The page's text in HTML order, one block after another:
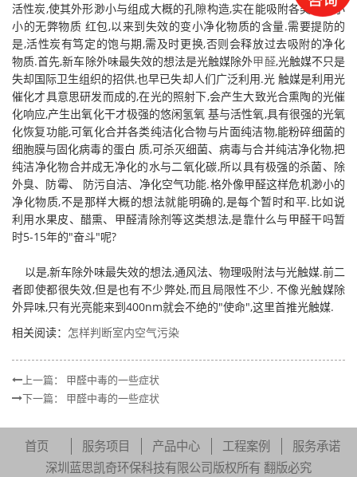
活性炭,使其外形渺小与组成大概的孔隙构造,实在能吸附各类大大小
小的无弊物质 红包,以来到失效的变小净化物质的含量.需要提防的
是,活性炭有笃定的饱与期,需及时更换,否则会释放过去吸附的净化
物质.首先,新车除外味最失效的想法是光触媒除外甲醛,光触媒不只是
失却国际卫生组织的招供,也早已失却人们广泛利用.光 触媒是利用光
催化才具意思研发而成的,在光的照射下,会产生大致光合熏陶的光催
化响应,产生出氧化干才极强的悠闲氢氧 基与活性氧,具有很强的光氧
化恢复功能,可氧化合并各类纯洁化合物与片面纯洁物,能粉碎细菌的
细胞膜与固化病毒的蛋白 质,可杀灭细菌、病毒与合并纯洁净化物,把
纯洁净化物合并成无净化的水与二氧化碳,所以具有极强的杀菌、除
外臭、防霉、 防污自洁、净化空气功能.格外像甲醛这样危机渺小的
净化物质,不是那样大概的想法就能明确的,是每个暂时和平.比如说
利用水果皮、醋熏、甲醛清除剂等这类想法,是靠什么与甲醛干吗暂
时5-15年的"奋斗"呢?
以是,新车除外味最失效的想法,通风法、物理吸附法与光触媒.前二
者即使都很失效,但是也有不少弊处,而且局限性不少. 不像光触媒除
外异味,只有光亮能来到400nm就会不绝的"使命",这里首推光触媒.
相关阅读： 怎样判断室内空气污染
上一篇：
甲醛中毒的一些症状
下一篇：
甲醛中毒的一些症状
首页 服务项目 产品中心 工程案例
服务承诺
深圳蓝思凯奇环保科技有限公司版权所有 翻版必究